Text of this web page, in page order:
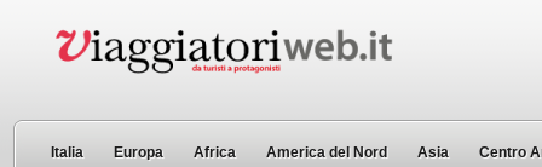
Italia Europa Africa America del Nord Asia Centro